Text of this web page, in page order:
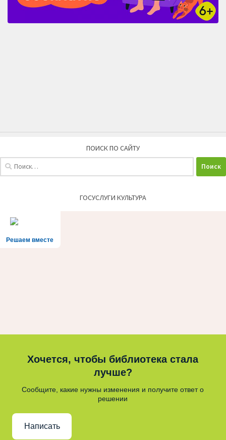
ПОИСК ПО САЙТУ
ГОСУСЛУГИ КУЛЬТУРА
Решаем вместе
Хочется, чтобы библиотека стала
лучше?
Сообщите, какие нужны изменения и получите ответ о
решении
Написать